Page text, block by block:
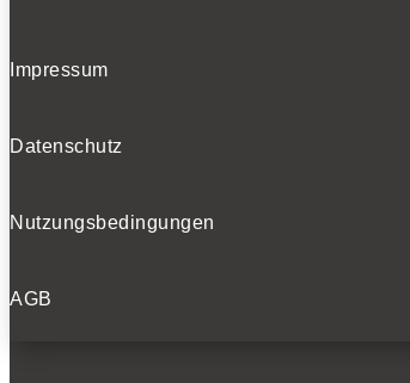
Impressum
Datenschutz
Nutzungsbedingungen
AGB